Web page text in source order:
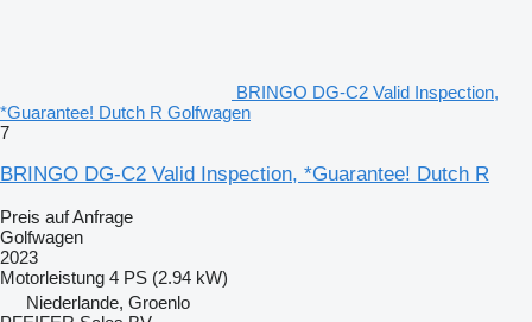
BRINGO DG-C2 Valid Inspection,
*Guarantee! Dutch R Golfwagen
7
BRINGO DG-C2 Valid Inspection, *Guarantee! Dutch R
Preis auf Anfrage
Golfwagen
2023
Motorleistung 4 PS (2.94 kW)
Niederlande, Groenlo